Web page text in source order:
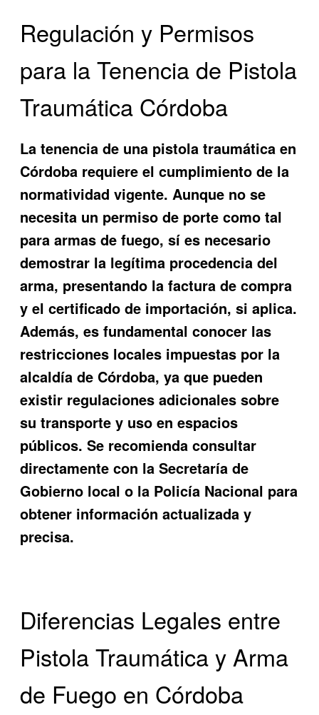
Regulación y Permisos
para la Tenencia de Pistola
Traumática Córdoba
La tenencia de una pistola traumática en
Córdoba requiere el cumplimiento de la
normatividad vigente. Aunque no se
necesita un permiso de porte como tal
para armas de fuego, sí es necesario
demostrar la legítima procedencia del
arma, presentando la factura de compra
y el certificado de importación, si aplica.
Además, es fundamental conocer las
restricciones locales impuestas por la
alcaldía de Córdoba, ya que pueden
existir regulaciones adicionales sobre
su transporte y uso en espacios
públicos. Se recomienda consultar
directamente con la Secretaría de
Gobierno local o la Policía Nacional para
obtener información actualizada y
precisa.
Diferencias Legales entre
Pistola Traumática y Arma
de Fuego en Córdoba